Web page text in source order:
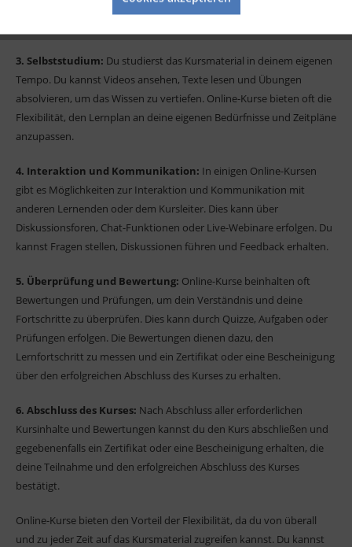
steht dir normalerweise in einem strukturierten Format zur
3. Selbststudium: Du studierst das Kursmaterial in deinem eigenen
Tempo. Du kannst Videos ansehen, Texte lesen und Übungen
absolvieren, um das Wissen zu vertiefen. Online-Kurse bieten oft die
Flexibilität, den Lernplan an deine eigenen Bedürfnisse und Zeitpläne
anzupassen.
4. Interaktion und Kommunikation: In einigen Online-Kursen
gibt es Möglichkeiten zur Interaktion und Kommunikation mit
anderen Lernenden oder dem Kursleiter. Dies kann über
Diskussionsforen, Chat-Funktionen oder Live-Webinare erfolgen. Du
kannst Fragen stellen, Diskussionen führen und Feedback erhalten.
5. Überprüfung und Bewertung: Online-Kurse beinhalten oft
Bewertungen und Prüfungen, um dein Verständnis und deine
Fortschritte zu überprüfen. Dies kann durch Quizze, Aufgaben oder
Prüfungen erfolgen. Die Bewertungen dienen dazu, den
Lernfortschritt zu messen und ein Zertifikat oder eine Bescheinigung
über den erfolgreichen Abschluss des Kurses zu erhalten.
6. Abschluss des Kurses: Nach Abschluss aller erforderlichen
Kursinhalte und Bewertungen kannst du den Kurs abschließen und
gegebenenfalls ein Zertifikat oder eine Bescheinigung erhalten, die
deine Teilnahme und den erfolgreichen Abschluss des Kurses
bestätigt.
Online-Kurse bieten den Vorteil der Flexibilität, da du von überall
und zu jeder Zeit auf das Kursmaterial zugreifen kannst. Du kannst